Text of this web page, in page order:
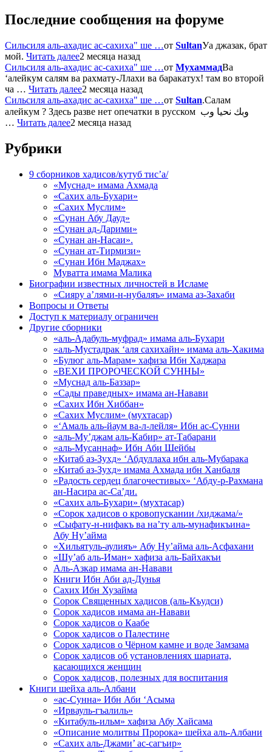
Последние сообщения на форуме
Сильсиля аль-ахадис ас-сахиха" ше …от SultanУа джазак, брат
мой. Читать далее2 месяца назад
Сильсиля аль-ахадис ас-сахиха" ше …от МухаммадВа
‘алейкум салям ва рахмату-Ллахи ва баракатух! там во второй
ча … Читать далее2 месяца назад
Сильсиля аль-ахадис ас-сахиха" ше …от Sultan.Салам
алейкум ? Здесь разве нет опечатки в русском وبك نحيا وب
… Читать далее2 месяца назад
Рубрики
9 сборников хадисов/кутуб тис’а/
«Муснад» имама Ахмада
«Сахих аль-Бухари»
«Сахих Муслим»
«Сунан Абу Дауд»
«Сунан ад-Дарими»
«Сунан ан-Насаи».
«Сунан ат-Тирмизи»
«Сунан Ибн Маджах»
Муватта имама Малика
Биографии известных личностей в Исламе
«Сияру а’лями-н-нубаляъ» имама аз-Захаби
Вопросы и Ответы
Доступ к материалу ограничен
Другие сборники
«аль-Адабуль-муфрад» имама аль-Бухари
«аль-Мустадрак ‘аля сахихайн» имама аль-Хакима
«Булюг аль-Марам» хафиза Ибн Хаджара
«ВЕХИ ПРОРОЧЕСКОЙ СУННЫ»
«Муснад аль-Баззар»
«Сады праведных» имама ан-Навави
«Сахих Ибн Хиббан»
«Сахих Муслим» (мухтасар)
«‘Амаль аль-йаум ва-л-лейля» Ибн ас-Сунни
«аль-Му’джам аль-Кабир» ат-Табарани
«аль-Мусаннаф» Ибн Аби Шейбы
«Китаб аз-Зухд» ‘Абдуллаха ибн аль-Мубарака
«Китаб аз-Зухд» имама Ахмада ибн Ханбаля
«Радость сердец благочестивых» ‘Абду-р-Рахмана
ан-Насира ас-Са’ди.
«Сахих аль-Бухари» (мухтасар)
«Сорок хадисов о кровопускании /хиджама/»
«Сыфату-н-нифакъ ва на’ту аль-мунафикъина»
Абу Ну’айма
«Хильятуль-аулияъ» Абу Ну’айма аль-Асфахани
«Шу’аб аль-Иман» хафиза аль-Байхакъи
Аль-Азкар имама ан-Навави
Книги Ибн Аби ад-Дунья
Сахих Ибн Хузайма
Сорок Священных хадисов (аль-Къудси)
Сорок хадисов имама ан-Навави
Сорок хадисов о Каабе
Сорок хадисов о Палестине
Сорок хадисов о Чёрном камне и воде Замзама
Сорок хадисов об установлениях шариата,
касающихся женщин
Сорок хадисов, полезных для воспитания
Книги шейха аль-Албани
«ас-Сунна» Ибн Аби ‘Асыма
«Ирвауль-гъалиль»
«Китабуль-ильм» хафиза Абу Хайсама
«Описание молитвы Пророка» шейха аль-Албани
«Сахих аль-Джами’ ас-сагъир»